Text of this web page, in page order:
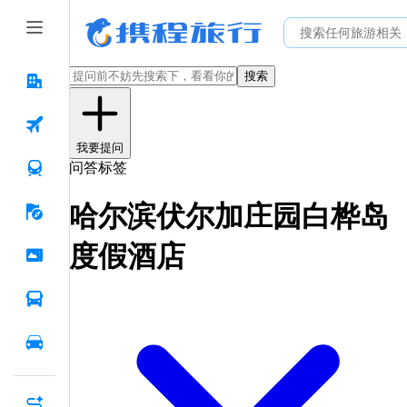
搜索
我要提问
问答标签
哈尔滨伏尔加庄园白桦岛
度假酒店